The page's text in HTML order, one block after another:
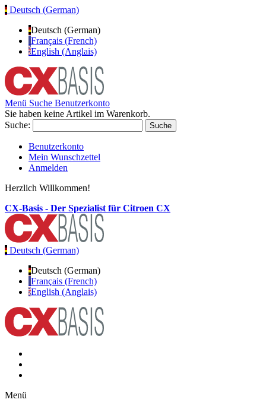
Deutsch (German)
Deutsch (German)
Français (French)
English (Anglais)
Menü Suche Benutzerkonto
Sie haben keine Artikel im Warenkorb.
Suche:
Suche
Benutzerkonto
Mein Wunschzettel
Anmelden
Herzlich Willkommen!
CX-Basis - Der Spezialist für Citroen CX
Deutsch (German)
Deutsch (German)
Français (French)
English (Anglais)
Menü